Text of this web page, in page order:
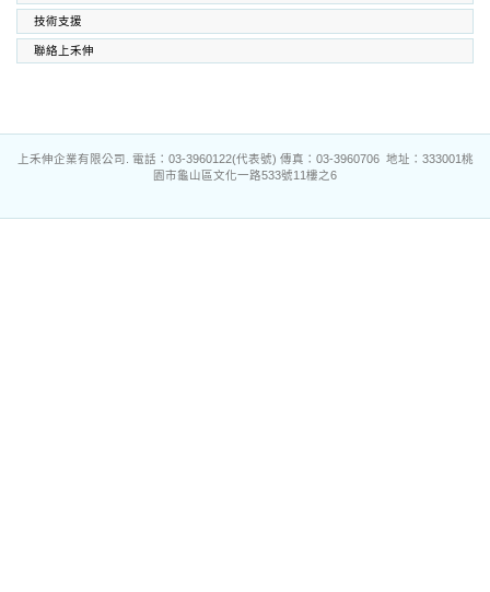
技術支援
聯絡上禾伸
上禾伸企業有限公司. 電話：03-3960122(代表號) 傳真：03-3960706 地址：333001桃
園市龜山區文化一路533號11樓之6